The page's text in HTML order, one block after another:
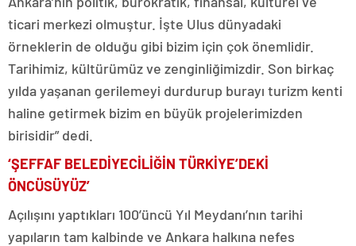
ticari merkezi olmuştur. İşte Ulus dünyadaki
örneklerin de olduğu gibi bizim için çok önemlidir.
Tarihimiz, kültürümüz ve zenginliğimizdir. Son birkaç
yılda yaşanan gerilemeyi durdurup burayı turizm kenti
haline getirmek bizim en büyük projelerimizden
birisidir” dedi.
‘ŞEFFAF BELEDİYECİLİĞİN TÜRKİYE’DEKİ
ÖNCÜSÜYÜZ’
Açılışını yaptıkları 100’üncü Yıl Meydanı’nın tarihi
yapıların tam kalbinde ve Ankara halkına nefes